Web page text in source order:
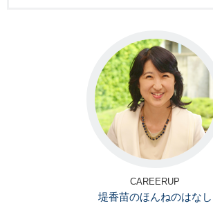
CAREERUP
堤香苗のほんねのはなし